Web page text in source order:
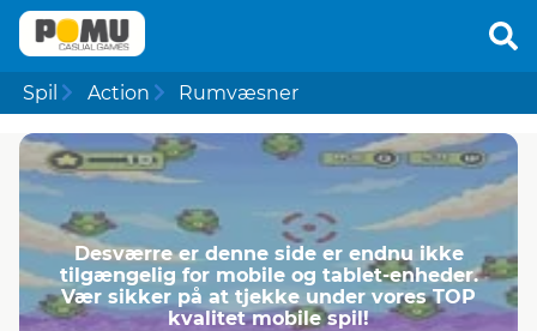
Spil Action Rumvæsner
Desværre er denne side er endnu ikke
tilgængelig for mobile og tablet-enheder.
Vær sikker på at tjekke under vores TOP
kvalitet mobile spil!